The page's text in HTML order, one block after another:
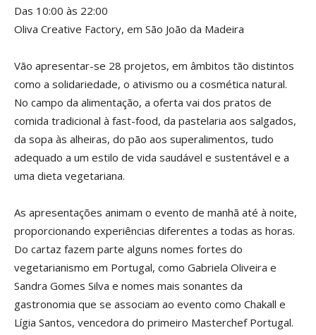
Das 10:00 às 22:00
Oliva Creative Factory, em São João da Madeira
Vão apresentar-se 28 projetos, em âmbitos tão distintos
como a solidariedade, o ativismo ou a cosmética natural.
No campo da alimentação, a oferta vai dos pratos de
comida tradicional à fast-food, da pastelaria aos salgados,
da sopa às alheiras, do pão aos superalimentos, tudo
adequado a um estilo de vida saudável e sustentável e a
uma dieta vegetariana.
As apresentações animam o evento de manhã até à noite,
proporcionando experiências diferentes a todas as horas.
Do cartaz fazem parte alguns nomes fortes do
vegetarianismo em Portugal, como Gabriela Oliveira e
Sandra Gomes Silva e nomes mais sonantes da
gastronomia que se associam ao evento como Chakall e
Lígia Santos, vencedora do primeiro Masterchef Portugal.